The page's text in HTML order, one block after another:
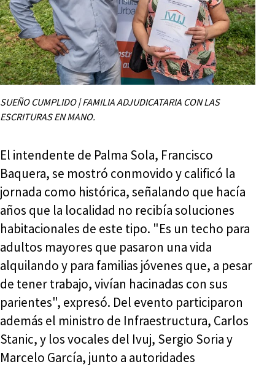
SUEÑO CUMPLIDO | FAMILIA ADJUDICATARIA CON LAS
ESCRITURAS EN MANO.
El intendente de Palma Sola, Francisco
Baquera, se mostró conmovido y calificó la
jornada como histórica, señalando que hacía
años que la localidad no recibía soluciones
habitacionales de este tipo. "Es un techo para
adultos mayores que pasaron una vida
alquilando y para familias jóvenes que, a pesar
de tener trabajo, vivían hacinadas con sus
parientes", expresó. Del evento participaron
además el ministro de Infraestructura, Carlos
Stanic, y los vocales del Ivuj, Sergio Soria y
Marcelo García, junto a autoridades